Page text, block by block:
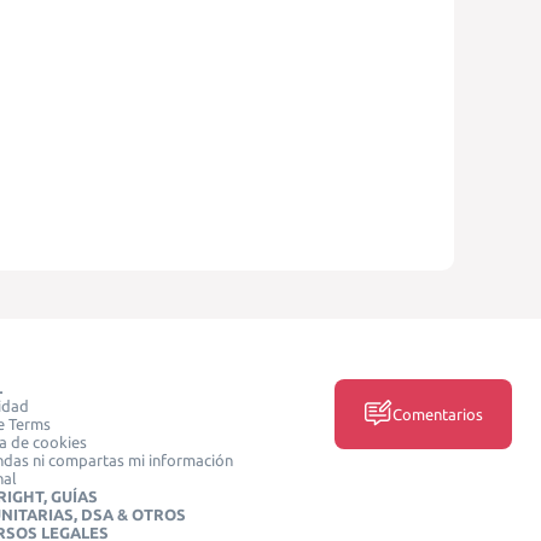
Terms
de cookies
ni compartas mi información
GUÍAS
DSA & OTROS
LEGALES
Comentarios